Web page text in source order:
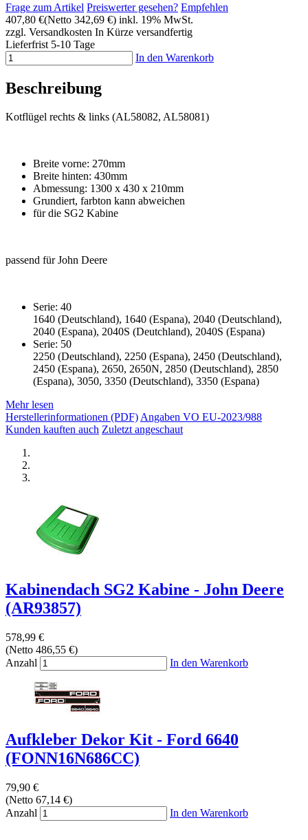
Frage zum Artikel Preiswerter gesehen? Empfehlen
407,80 €(Netto 342,69 €) inkl. 19% MwSt.
zzgl. Versandkosten In Kürze versandfertig
Lieferfrist 5-10 Tage
In den Warenkorb
Beschreibung
Kotflügel rechts & links (AL58082, AL58081)
Breite vorne: 270mm
Breite hinten: 430mm
Abmessung: 1300 x 430 x 210mm
Grundiert, farbton kann abweichen
für die SG2 Kabine
passend für John Deere
Serie: 40
1640 (Deutschland), 1640 (Espana), 2040 (Deutschland),
2040 (Espana), 2040S (Deutchland), 2040S (Espana)
Serie: 50
2250 (Deutschland), 2250 (Espana), 2450 (Deutschland),
2450 (Espana), 2650, 2650N, 2850 (Deutschland), 2850
(Espana), 3050, 3350 (Deutschland), 3350 (Espana)
Mehr lesen
Herstellerinformationen (PDF)Angaben VO EU-2023/988
Kunden kauften auch Zuletzt angeschaut
Kabinendach SG2 Kabine - John Deere
(AR93857)
578,99 €
(Netto 486,55 €)
Anzahl
In den Warenkorb
Aufkleber Dekor Kit - Ford 6640
(FONN16N686CC)
79,90 €
(Netto 67,14 €)
Anzahl
In den Warenkorb